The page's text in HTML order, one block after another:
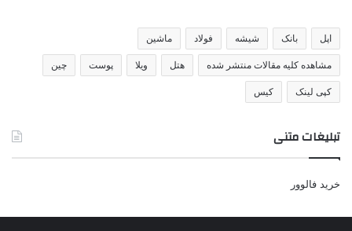
اپل بانک شیشه فولاد ماشین
مشاهده کلیه مقالات منتشر شده هتل ویلا پوست چین
کپی لینک کیس
تبلیغات متنی
خرید فالوور